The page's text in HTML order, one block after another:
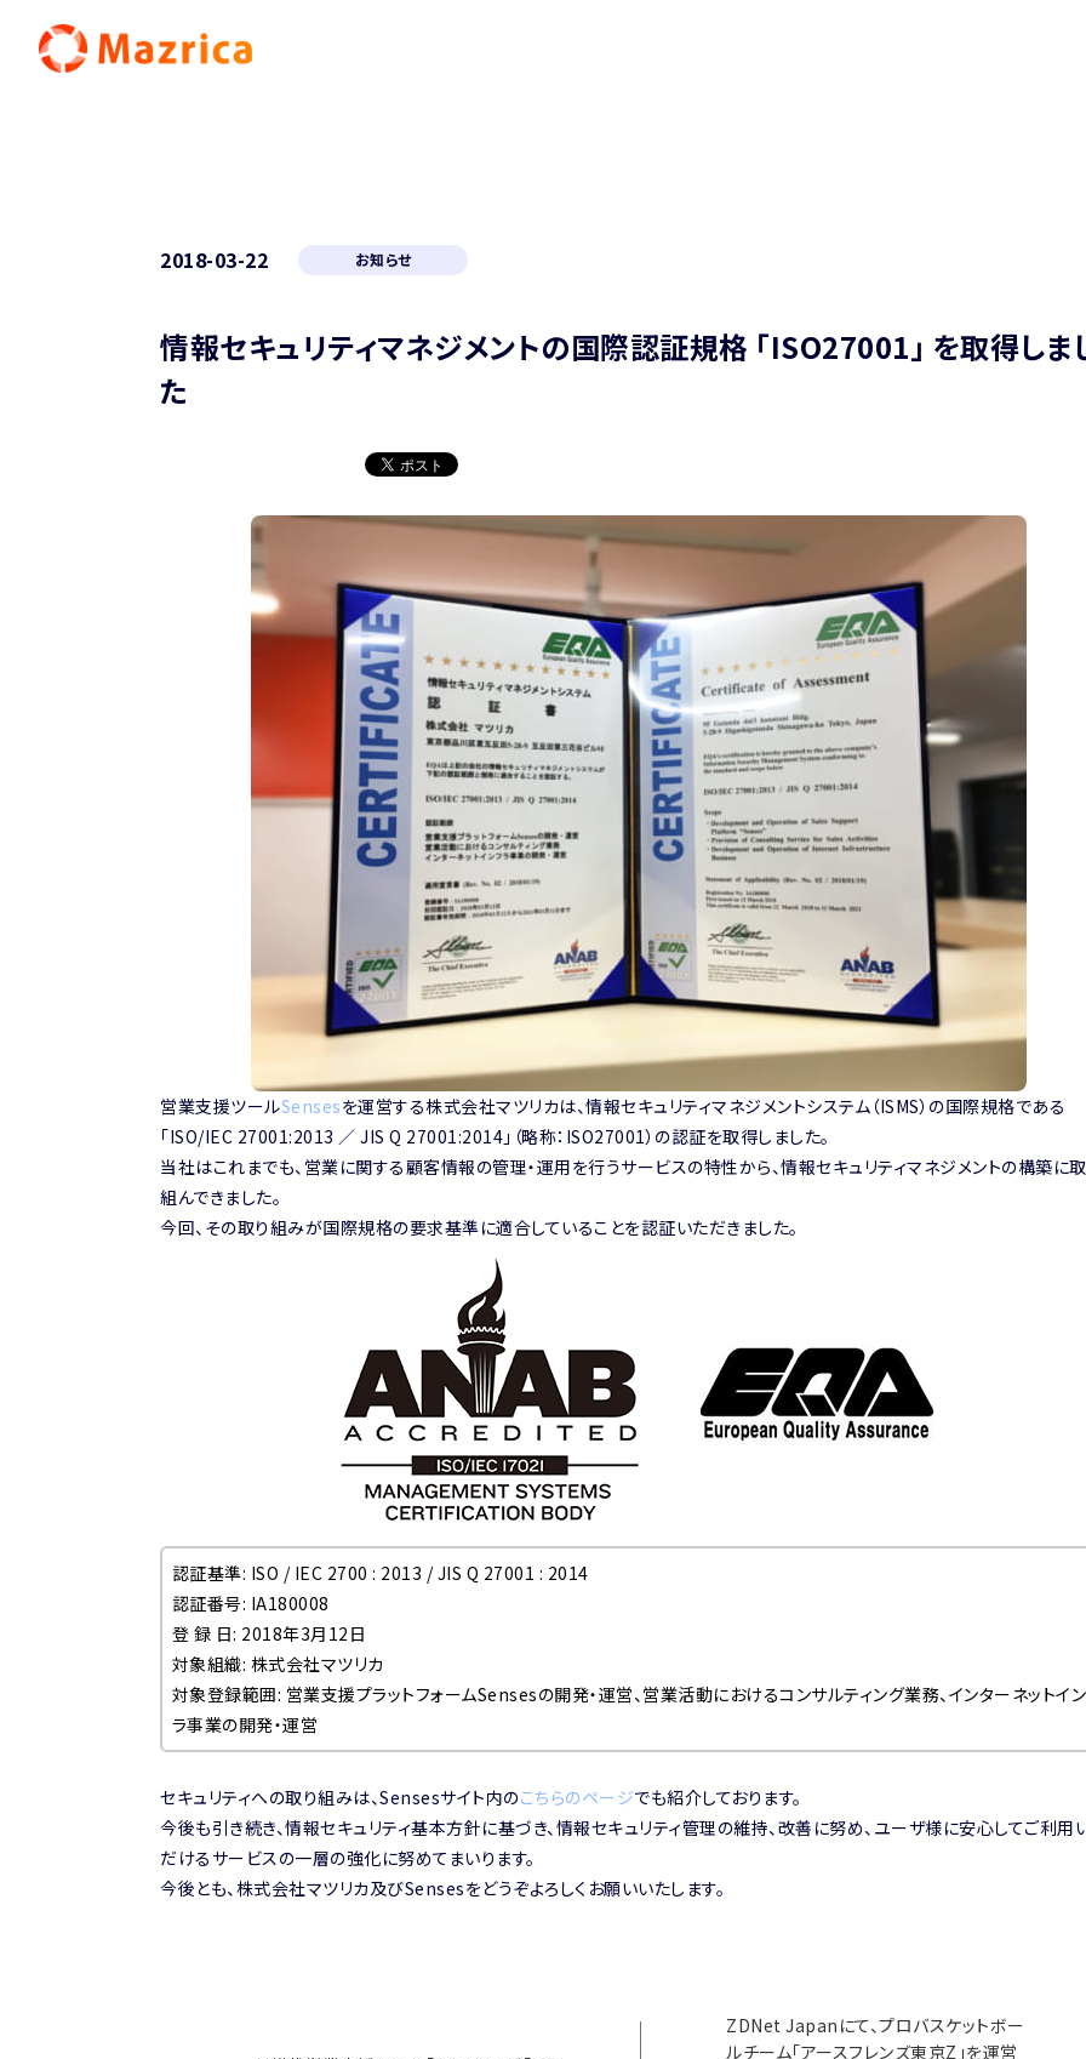
2018-03-22 お知らせ
情報セキュリティマネジメントの国際認証規格 「ISO27001」 を取得しま
た
営業支援ツールSensesを運営する株式会社マツリカは、情報セキュリティマネジメントシステム（ISMS）の国際規格である
「ISO/IEC 27001:2013 ／ JIS Q 27001:2014」（略称：ISO27001）の認証を取得しました。
当社はこれまでも、営業に関する顧客情報の管理・運用を行うサービスの特性から、情報セキュリティマネジメントの構築に
組んできました。
今回、その取り組みが国際規格の要求基準に適合していることを認証いただきました。
認証基準: ISO / IEC 2700 : 2013 / JIS Q 27001 : 2014
認証番号: IA180008
登 録 日: 2018年3月12日
対象組織: 株式会社マツリカ
対象登録範囲: 営業支援プラットフォームSensesの開発・運営、営業活動におけるコンサルティング業務、インターネットイ
ラ事業の開発・運営
セキュリティへの取り組みは、Sensesサイト内のこちらのページでも紹介しております。
今後も引き続き、情報セキュリティ基本方針に基づき、情報セキュリティ管理の維持、改善に努め、ユーザ様に安心してご利用
だけるサービスの一層の強化に努めてまいります。
今後とも、株式会社マツリカ及びSensesをどうぞよろしくお願いいたします。
ZDNet Japanにて、プロバスケットボー
ルチーム「アースフレンズ東京Z」を運営